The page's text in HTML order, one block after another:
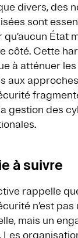
divers, des
sont
État
côté. Cette
à atténuer
aux
gestion des
à suivre
rappelle
n’est pas
mais un
Les